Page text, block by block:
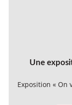
Une
Exposition « On